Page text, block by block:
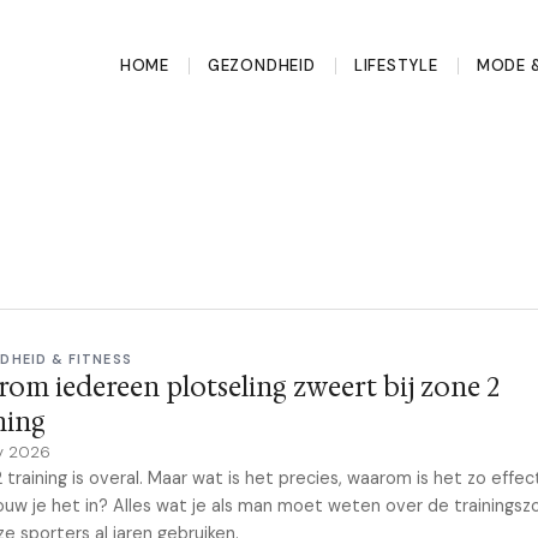
HOME GEZONDHEID LIFESTYLE MODE
& FITNESS
iedereen plotseling zweert bij zone 2
2026
training is overal. Maar wat is het precies, waarom is het zo
je het in? Alles wat je als man moet weten over de
sporters al jaren gebruiken.